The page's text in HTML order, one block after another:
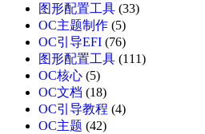
图形配置工具 (33)
OC主题制作 (5)
OC引导EFI (76)
图形配置工具 (111)
OC核心 (5)
OC文档 (18)
OC引导教程 (4)
OC主题 (42)